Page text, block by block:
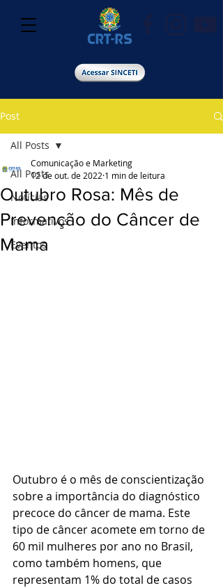
Post
All Posts
Notícias
Informativos
Eventos
All Posts
Outubro Rosa: Mês de
Prevenção do Câncer de
Mama
Comunicação e Marketing
12 de out. de 2022 1 min de leitura
Outubro é o mês de conscientização
sobre a importância do diagnóstico
precoce do câncer de mama. Este
tipo de câncer acomete em torno de
60 mil mulheres por ano no Brasil,
como também homens, que
representam 1% do total de casos